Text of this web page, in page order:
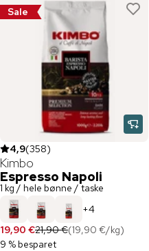
Sale
4,9(358)
Kimbo
Espresso Napoli
1 kg / hele bønne / taske
+4
19,90 €21,90 €(19,90 €/kg)
9 % besparet